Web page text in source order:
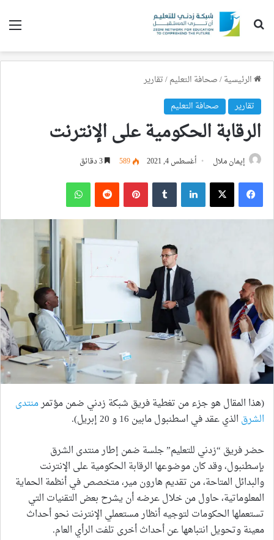
بحث عن
الرئيسية/صحافة التعليم/تقارير
تقارير
صحافة التعليم
الرقابة الحكومية على الإنترنت
إيمان ملال أغسطس 4, 2021 589
فيسبوك ‫X لينكدإن بينتيريست واتساب
(هذا المقال هو جزء من تغطية فريق شبكة زدني ضمن مؤتمرمنتدى
الشرق الذي عقد في اسطنبول مابين 16 و 20 إبريل).
حضر فريق “زدني للتعليم” جلسة ضمن إطار منتدى الشرق
بإسطنبول، وقد كان موضوعها الرقابة الحكومية على الإنترنت
والبدائل المتاحة، من تقديم هارون مير، متخصص في أنظمة الحماية
المعلوماتية، حاول من خلال عرضه أن يشرح بعض التقنيات التي
تستعملها الحكومات لتوجيه أنظار مستعملي الإنترنت نحو أحداث
معينة وتحويل انتباهها عن أحداث أخرى تلفت الرأي العام.